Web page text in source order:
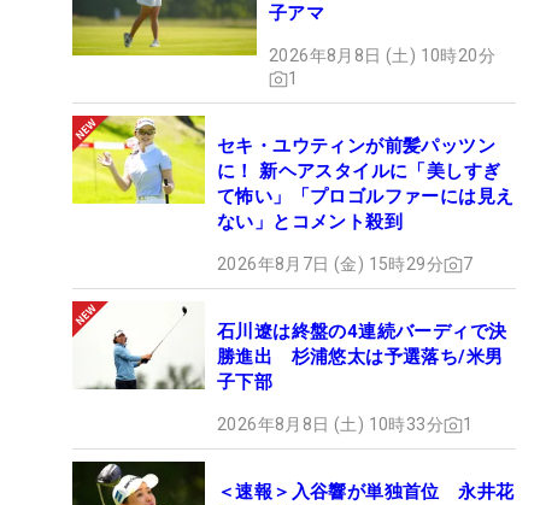
子アマ
2026年8月8日 (土) 10時20分
1
セキ・ユウティンが前髪パッツン
に！ 新ヘアスタイルに「美しすぎ
て怖い」「プロゴルファーには見え
ない」とコメント殺到
2026年8月7日 (金) 15時29分 7
石川遼は終盤の4連続バーディで決
勝進出 杉浦悠太は予選落ち/米男
子下部
2026年8月8日 (土) 10時33分 1
＜速報＞入谷響が単独首位 永井花